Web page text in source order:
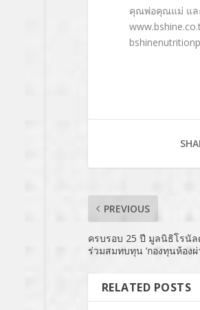
คุณพ่อคุณแม่ และ
PREVIOUS
ครบรอบ 25 ปี มูลนิธิโรนั
ร่วมสมทบทุน ‘กองทุนห้องผ่
RELATED POSTS